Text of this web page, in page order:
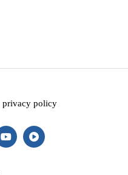
privacy policy